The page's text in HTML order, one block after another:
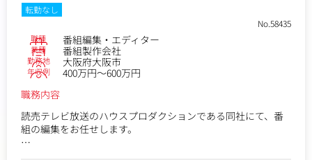
転勤なし
No.58435
職種 番組編集・エディター
業種 番組製作会社
勤務地 大阪府大阪市
年収例
400万円～600万円
職務内容
読売テレビ放送のハウスプロダクションである同社にて、番
組の編集をお任せします。